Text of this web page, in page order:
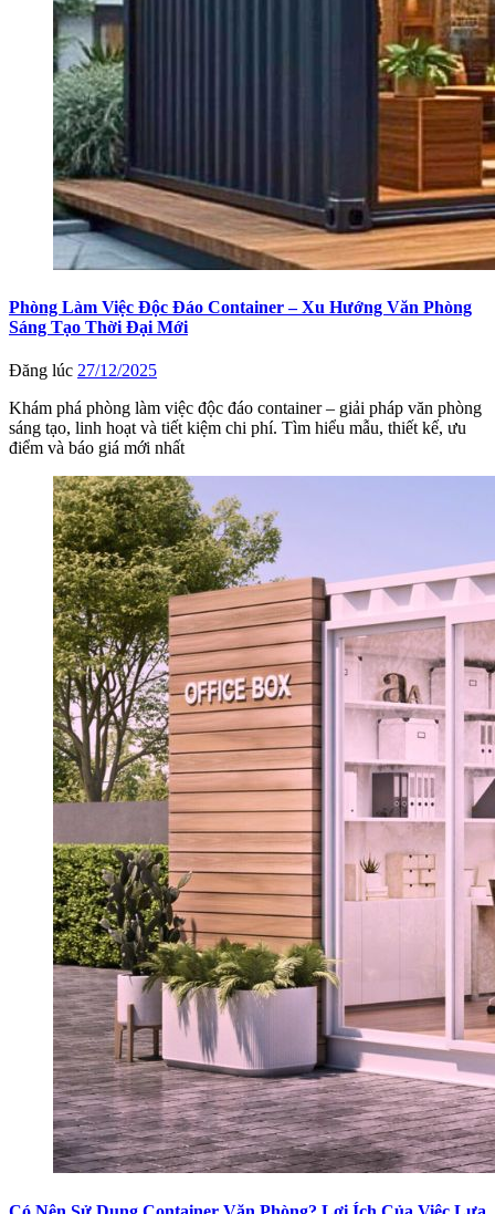
Phòng Làm Việc Độc Đáo Container – Xu Hướng Văn Phòng
Sáng Tạo Thời Đại Mới
Đăng lúc 27/12/2025
Khám phá phòng làm việc độc đáo container – giải pháp văn phòng
sáng tạo, linh hoạt và tiết kiệm chi phí. Tìm hiểu mẫu, thiết kế, ưu
điểm và báo giá mới nhất